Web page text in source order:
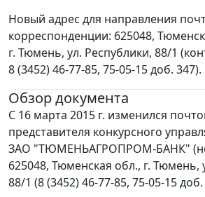
Новый адрес для направления
корреспонденции: 625048,
г. Тюмень, ул. Республики, 88/1
8 (3452) 46-77-85, 75-05-15 доб. 347).
Обзор документа
С 16 марта 2015 г. изменился
представителя конкурсного
ЗАО "ТЮМЕНЬАГРОПРОМ-БАНК"
625048, Тюменская обл., г. Тюмень,
88/1 (8 (3452) 46-77-85, 75-05-15 доб.